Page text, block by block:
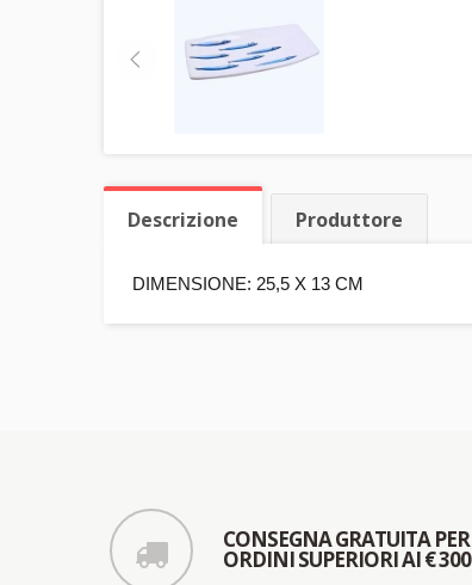
Descrizione Produttore
DIMENSIONE: 25,5 X 13 CM
CONSEGNA GRATUITA PER
ORDINI SUPERIORI AI € 300